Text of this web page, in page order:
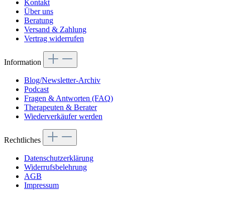
Kontakt
Über uns
Beratung
Versand & Zahlung
Vertrag widerrufen
Information
Blog/Newsletter-Archiv
Podcast
Fragen & Antworten (FAQ)
Therapeuten & Berater
Wiederverkäufer werden
Rechtliches
Datenschutzerklärung
Widerrufsbelehrung
AGB
Impressum